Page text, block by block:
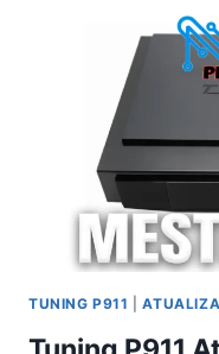
22/05/2026
TUNING P911 |